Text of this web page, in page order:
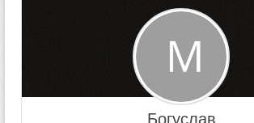
Богуслав